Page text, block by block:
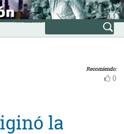
Avanzada
Recomiendo:
0
la